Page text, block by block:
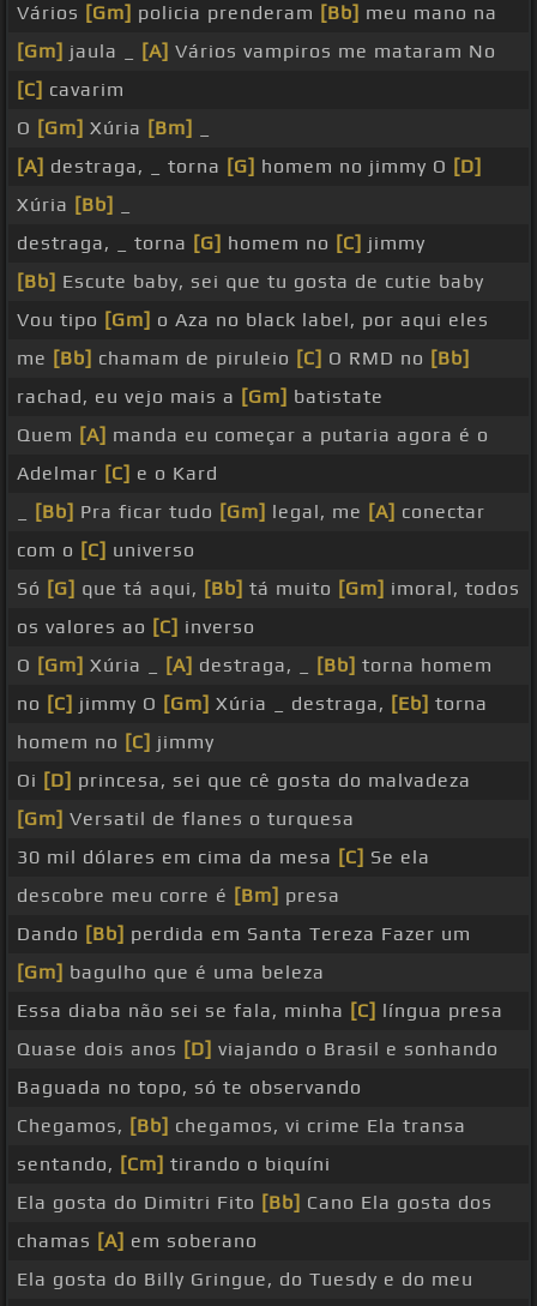
Vários [Gm] policia prenderam [Bb] meu mano na
[Gm] jaula _ [A] Vários vampiros me mataram No
[C] cavarim
O [Gm] Xúria [Bm]
[A] destraga, _ torna [G] homem no jimmy O [D]
Xúria [Bb]
destraga, _ torna [G] homem no [C] jimmy
[Bb] Escute baby, sei que tu gosta de cutie baby
Vou tipo [Gm] o Aza no black label, por aqui eles
me [Bb] chamam de piruleio [C] O RMD no [Bb]
rachad, eu vejo mais a [Gm] batistate
Quem [A] manda eu começar a putaria agora é o
Adelmar [C] e o Kard
[Bb] Pra ficar tudo [Gm] legal, me [A] conectar
com o [C] universo
Só [G] que tá aqui, [Bb] tá muito [Gm] imoral, todos
os valores ao [C] inverso
O [Gm] Xúria _ [A] destraga, _ [Bb] torna homem
no [C] jimmy O [Gm] Xúria _ destraga, [Eb] torna
homem no [C] jimmy
Oi [D] princesa, sei que cê gosta do malvadeza
[Gm] Versatil de flanes o turquesa
30 mil dólares em cima da mesa [C] Se ela
descobre meu corre é [Bm] presa
Dando [Bb] perdida em Santa Tereza Fazer um
[Gm] bagulho que é uma beleza
Essa diaba não sei se fala, minha [C] língua presa
Quase dois anos [D] viajando o Brasil e sonhando
Baguada no topo, só te observando
Chegamos, [Bb] chegamos, vi crime Ela transa
sentando, [Cm] tirando o biquíni
Ela gosta do Dimitri Fito [Bb] Cano Ela gosta dos
chamas [A] em soberano
Ela gosta do Billy Gringue, do Tuesdy e do meu